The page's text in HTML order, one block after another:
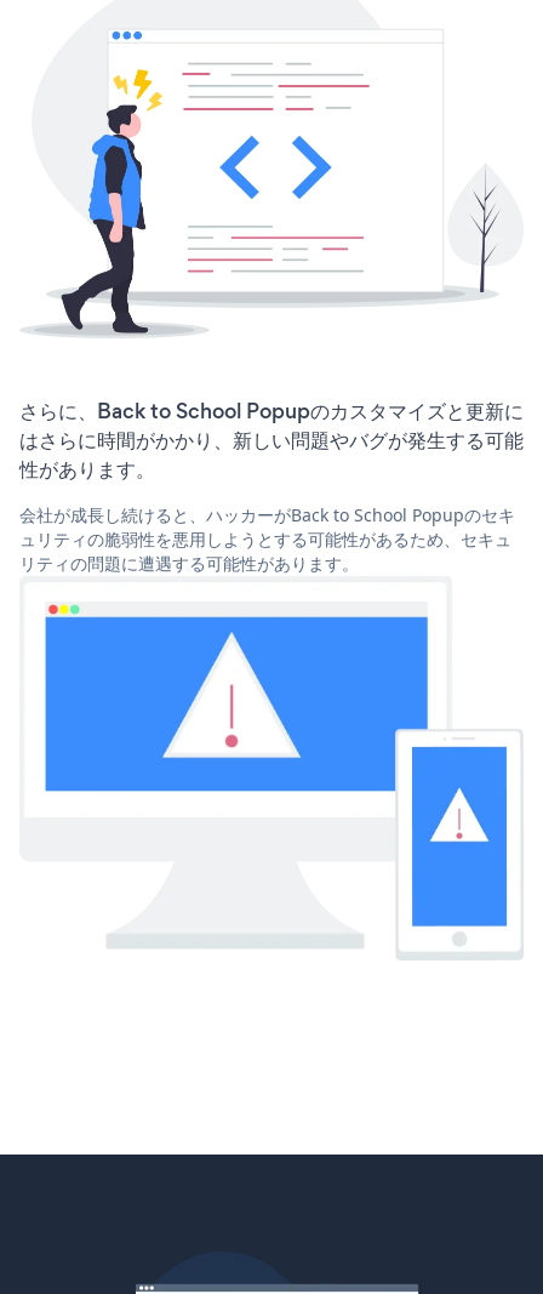
さらに、Back to School Popupのカスタマイズと更新に
はさらに時間がかかり、新しい問題やバグが発生する可能
性があります。
会社が成長し続けると、ハッカーがBack to School Popupのセキ
ュリティの脆弱性を悪用しようとする可能性があるため、セキュ
リティの問題に遭遇する可能性があります。